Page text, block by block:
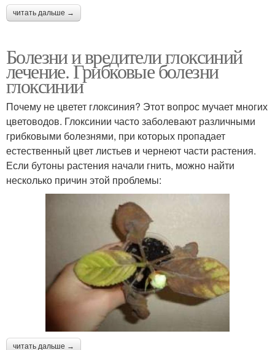
читать дальше →
Болезни и вредители глоксиний
лечение. Грибковые болезни
глоксинии
Почему не цветет глоксиния? Этот вопрос мучает многих
цветоводов. Глоксинии часто заболевают различными
грибковыми болезнями, при которых пропадает
естественный цвет листьев и чернеют части растения.
Если бутоны растения начали гнить, можно найти
несколько причин этой проблемы:
читать дальше →